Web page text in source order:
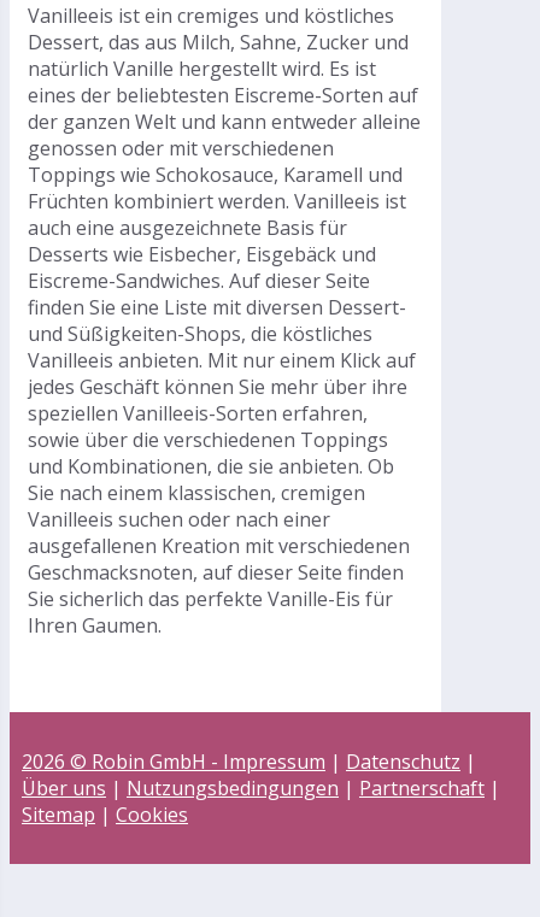
Vanilleeis ist ein cremiges und köstliches
Dessert, das aus Milch, Sahne, Zucker und
natürlich Vanille hergestellt wird. Es ist
eines der beliebtesten Eiscreme-Sorten auf
der ganzen Welt und kann entweder alleine
genossen oder mit verschiedenen
Toppings wie Schokosauce, Karamell und
Früchten kombiniert werden. Vanilleeis ist
auch eine ausgezeichnete Basis für
Desserts wie Eisbecher, Eisgebäck und
Eiscreme-Sandwiches. Auf dieser Seite
finden Sie eine Liste mit diversen Dessert-
und Süßigkeiten-Shops, die köstliches
Vanilleeis anbieten. Mit nur einem Klick auf
jedes Geschäft können Sie mehr über ihre
speziellen Vanilleeis-Sorten erfahren,
sowie über die verschiedenen Toppings
und Kombinationen, die sie anbieten. Ob
Sie nach einem klassischen, cremigen
Vanilleeis suchen oder nach einer
ausgefallenen Kreation mit verschiedenen
Geschmacksnoten, auf dieser Seite finden
Sie sicherlich das perfekte Vanille-Eis für
Ihren Gaumen.
2026 © Robin GmbH - Impressum | Datenschutz |
Über uns | Nutzungsbedingungen | Partnerschaft |
Sitemap | Cookies